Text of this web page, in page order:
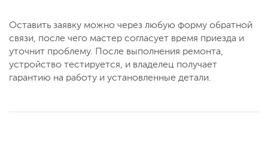
Оставить заявку можно через любую форму обратной
связи, после чего мастер согласует время приезда и
уточнит проблему. После выполнения ремонта,
устройство тестируется, и владелец получает
гарантию на работу и установленные детали.